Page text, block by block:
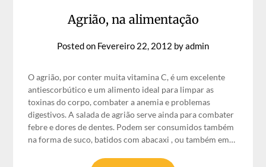
Agrião, na alimentação
Posted on Fevereiro 22, 2012 byadmin
O agrião, por conter muita vitamina C, é um excelente
antiescorbútico e um alimento ideal para limpar as
toxinas do corpo, combater a anemia e problemas
digestivos. A salada de agrião serve ainda para combater
febre e dores de dentes. Podem ser consumidos também
na forma de suco, batidos com abacaxi , ou também em…